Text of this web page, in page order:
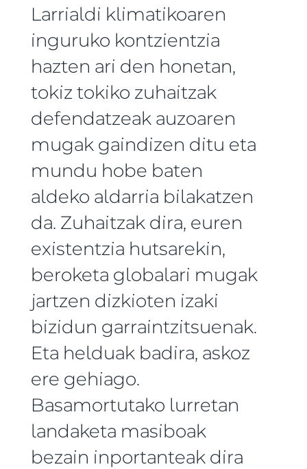
Larrialdi klimatikoaren
inguruko kontzientzia
hazten ari den honetan,
tokiz tokiko zuhaitzak
defendatzeak auzoaren
mugak gaindizen ditu eta
mundu hobe baten
aldeko aldarria bilakatzen
da. Zuhaitzak dira, euren
existentzia hutsarekin,
beroketa globalari mugak
jartzen dizkioten izaki
bizidun garraintzitsuenak.
Eta helduak badira, askoz
ere gehiago.
Basamortutako lurretan
landaketa masiboak
bezain inportanteak dira